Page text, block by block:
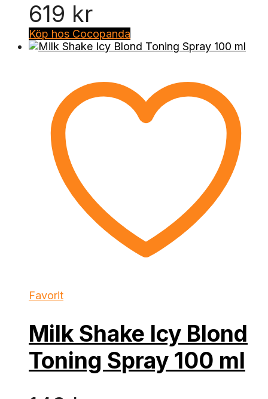
619 kr
Köp hos Cocopanda
Favorit
Milk Shake Icy Blond
Toning Spray 100 ml